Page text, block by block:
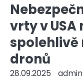
vrty v USA
dronů
28.09.2025 admin